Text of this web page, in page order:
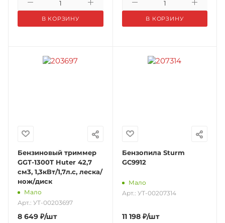
В КОРЗИНУ В КОРЗИНУ
Бензиновый триммер
GGT-1300T Huter 42,7
см3, 1,3кВт/1,7л.с, леска/
нож/диск
Мало
Арт.: УТ-00203697
8 649 ₽/шт
Бензопила Sturm
GC9912
Мало
Арт.: УТ-00207314
11 198₽/шт